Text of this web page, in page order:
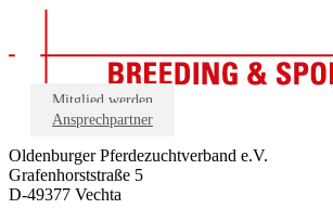
Mitglied werden
Ansprechpartner
Oldenburger Pferdezuchtverband e.V.
Grafenhorststraße 5
D-49377 Vechta